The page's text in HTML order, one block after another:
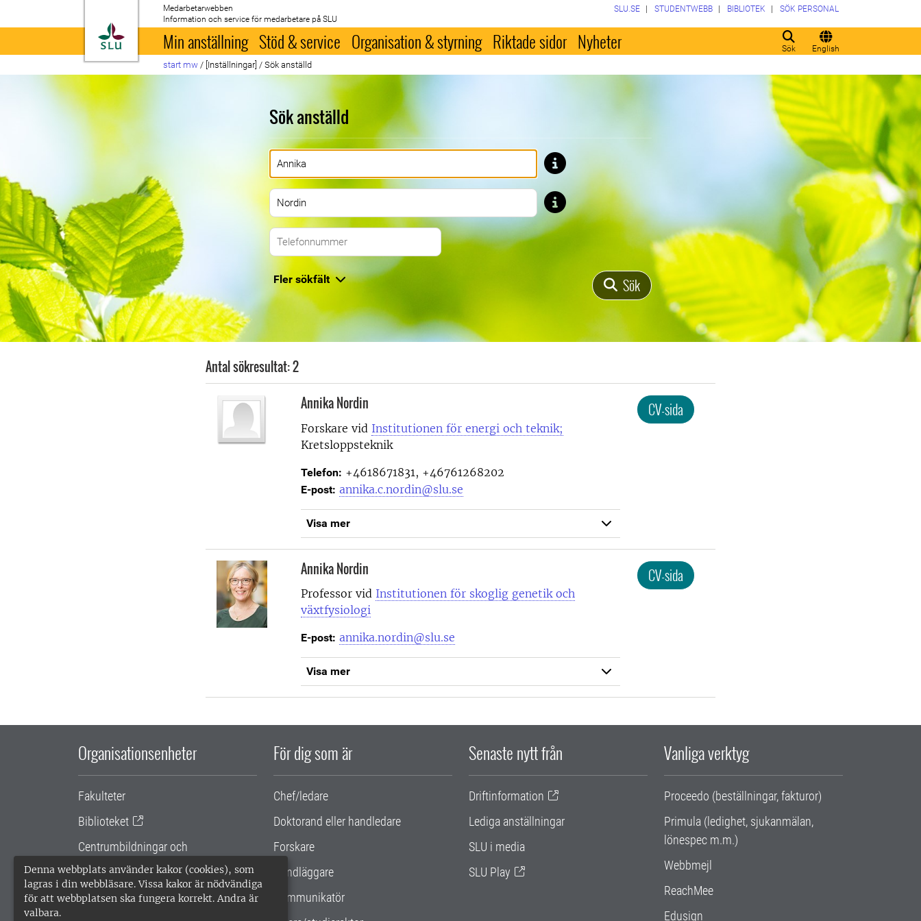
Denna webbplats använder kakor (cookies), som
lagras i din webbläsare. Vissa kakor är nödvändiga
för att webbplatsen ska fungera korrekt. Andra är
valbara.
Till startsida
Medarbetarwebben
Information och service för medarbetare på SLU
Sök English
SLU.SE STUDENTWEBB BIBLIOTEK SÖK PERSONAL
Min anställning Stöd & service Organisation & styrning Riktade sidor Nyheter
start mw / [Inställningar] / Sök anställd
Sök anställd
Förnamn
Efternamn
Telefonnummer
Fler sökfält Sök
Antal sökresultat: 2
Annika Nordin
Forskare vid Institutionen för energi och teknik;
Kretsloppsteknik
Telefon: +4618671831, +46761268202
E-post: annika.c.nordin@slu.se
Visa mer
CV-sida
Annika Nordin
Professor vid Institutionen för skoglig genetik och
växtfysiologi
E-post: annika.nordin@slu.se
Visa mer
CV-sida
Organisationsenheter
Fakulteter
Biblioteket
Centrumbildningar och
samarbetsprojekt
Gemensamma verksamhetsstödet
För dig som är
Chef/ledare
Doktorand eller handledare
Forskare
Handläggare
Kommunikatör
Senaste nytt från
Driftinformation
Lediga anställningar
SLU i media
SLU Play
Vanliga verktyg
Proceedo (beställningar, fakturor)
Primula (ledighet, sjukanmälan,
lönespec m.m.)
Webbmejl
ReachMee
Edusign